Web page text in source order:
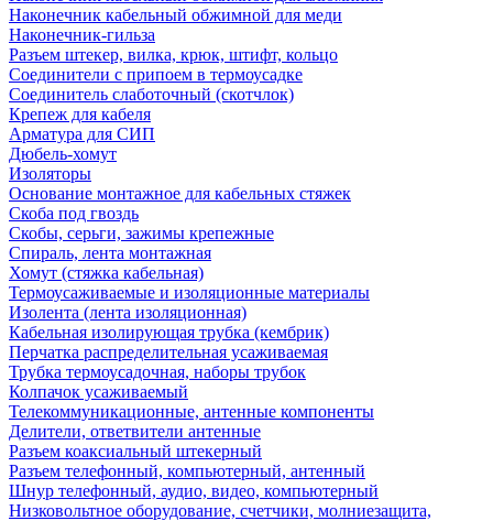
Наконечник кабельный обжимной для меди
Наконечник-гильза
Разъем штекер, вилка, крюк, штифт, кольцо
Соединители с припоем в термоусадке
Соединитель слаботочный (скотчлок)
Крепеж для кабеля
Арматура для СИП
Дюбель-хомут
Изоляторы
Основание монтажное для кабельных стяжек
Скоба под гвоздь
Скобы, серьги, зажимы крепежные
Спираль, лента монтажная
Хомут (стяжка кабельная)
Термоусаживаемые и изоляционные материалы
Изолента (лента изоляционная)
Кабельная изолирующая трубка (кембрик)
Перчатка распределительная усаживаемая
Трубка термоусадочная, наборы трубок
Колпачок усаживаемый
Телекоммуникационные, антенные компоненты
Делители, ответвители антенные
Разъем коаксиальный штекерный
Разъем телефонный, компьютерный, антенный
Шнур телефонный, аудио, видео, компьютерный
Низковольтное оборудование, счетчики, молниезащита,